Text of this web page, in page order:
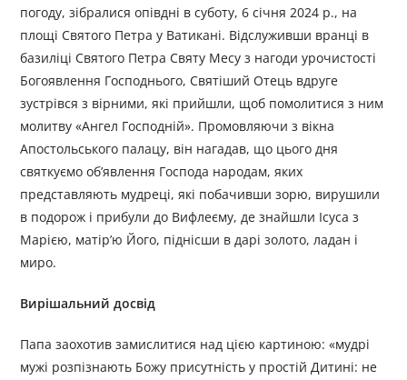
погоду, зібралися опівдні в суботу, 6 січня 2024 р., на
площі Святого Петра у Ватикані. Відслуживши вранці в
базиліці Святого Петра Святу Месу з нагоди урочистості
Богоявлення Господнього, Святіший Отець вдруге
зустрівся з вірними, які прийшли, щоб помолитися з ним
молитву «Ангел Господній». Промовляючи з вікна
Апостольського палацу, він нагадав, що цього дня
святкуємо об’явлення Господа народам, яких
представляють мудреці, які побачивши зорю, вирушили
в подорож і прибули до Вифлеєму, де знайшли Ісуса з
Марією, матір’ю Його, піднісши в дарі золото, ладан і
миро.
Вирішальний досвід
Папа заохотив замислитися над цією картиною: «мудрі
мужі розпізнають Божу присутність у простій Дитині: не